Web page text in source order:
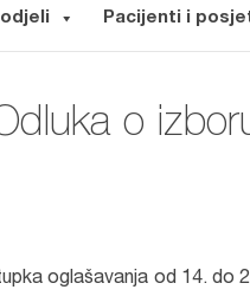
Pacijenti i
o
oglašavanja od 14. do